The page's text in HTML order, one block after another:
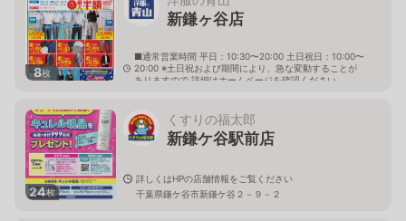
8枚
新鎌ヶ谷店
■通常営業時間 平日：10:30〜20:00 土日祝日：10:00〜
20:00 ※土日祝および期間により、急な変動することが
ありますので 詳細はホームページを確認ください
24枚
くすりの福太郎
新鎌ケ谷駅前店
詳しくはHPの店舗情報をご覧ください
千葉県鎌ケ谷市新鎌ケ谷２－９－２